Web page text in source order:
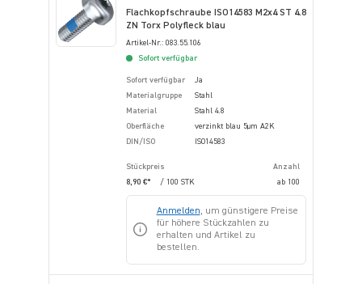
Flachkopfschraube ISO14583 M2x4 ST 4.8
ZN Torx Polyfleck blau
Artikel-Nr.: 083.55.106
Sofort verfügbar
Sofort verfügbar
Ja
Materialgruppe
Stahl
Material
Stahl 4.8
Oberfläche
verzinkt blau 5µm A2K
DIN/ISO
ISO14583
Stückpreis
Anzahl
8,90 €*
/ 100 STK ab 100
Anmelden, um günstigere Preise
für höhere Stückzahlen zu
erhalten und Artikel zu
bestellen.